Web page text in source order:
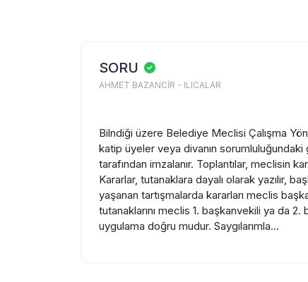
SORU
AHMET BAZANCİR - ILICALAR
Bilndiği üzere Belediye Meclisi Çalışma
katip üyeler veya divanın
tarafından imzalanır. Toplantılar, meclisin
Kararlar, tutanaklara dayalı olarak yazılır,
yaşanan tartışmalarda kararları meclis
tutanaklarını meclis 1. başkanvekili ya da
uygulama doğru mudur. Saygılarımla...